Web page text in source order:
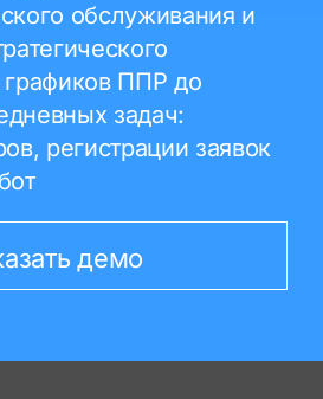
обслуживания и
графиков ППР до
задач:
регистрации заявок
демо